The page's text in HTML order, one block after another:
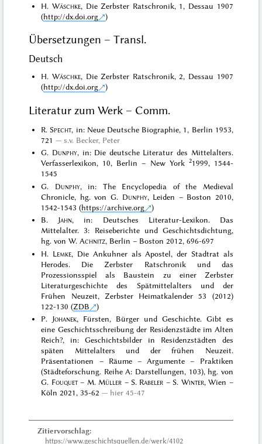
H. Wäschke, Die Zerbster Ratschronik, 1, Dessau 1907
(http://dx.doi.org )
Übersetzungen – Transl.
Deutsch
H. Wäschke, Die Zerbster Ratschronik, 2, Dessau 1907
(http://dx.doi.org )
Literatur zum Werk – Comm.
R. Specht, in: Neue Deutsche Biographie, 1, Berlin 1953,
721
s.v. Becker, Peter
G. Dunphy, in: Die deutsche Literatur des Mittelalters.
Verfasserlexikon, 10, Berlin – New York 21999, 1544-
1545
G. Dunphy, in: The Encyclopedia of the Medieval
Chronicle, hg. von G. Dunphy, Leiden – Boston 2010,
1542-1543 (https://archive.org
)
B. Jahn, in: Deutsches Literatur-Lexikon. Das
Mittelalter. 3: Reiseberichte und Geschichtsdichtung,
hg. von W.Achnitz, Berlin – Boston 2012, 696-697
H. Lemke, Die Ankuhner als Apostel, der Stadtrat als
Herodes. Die Zerbster Ratschronik und das
Prozessionsspiel als Baustein zu einer Zerbster
Literaturgeschichte des Spätmittelalters und der
Frühen Neuzeit, Zerbster Heimatkalender 53 (2012)
122-130 (ZDB
)
P. Johanek, Fürsten, Bürger und Geschichte. Gibt es
eine Geschichtsschreibung der Residenzstädte im Alten
Reich?, in: Geschichtsbilder in Residenzstädten des
späten Mittelalters und der frühen Neuzeit.
Präsentationen – Räume – Argumente – Praktiken
(Städteforschung. Reihe A: Darstellungen, 103), hg. von
G. Fouquet– M. Müller – S. Rabeler – S. Winter, Wien –
Köln 2021, 35-62
hier 45-47
Zitiervorschlag:
https://www.geschichtsquellen.de/werk/4102